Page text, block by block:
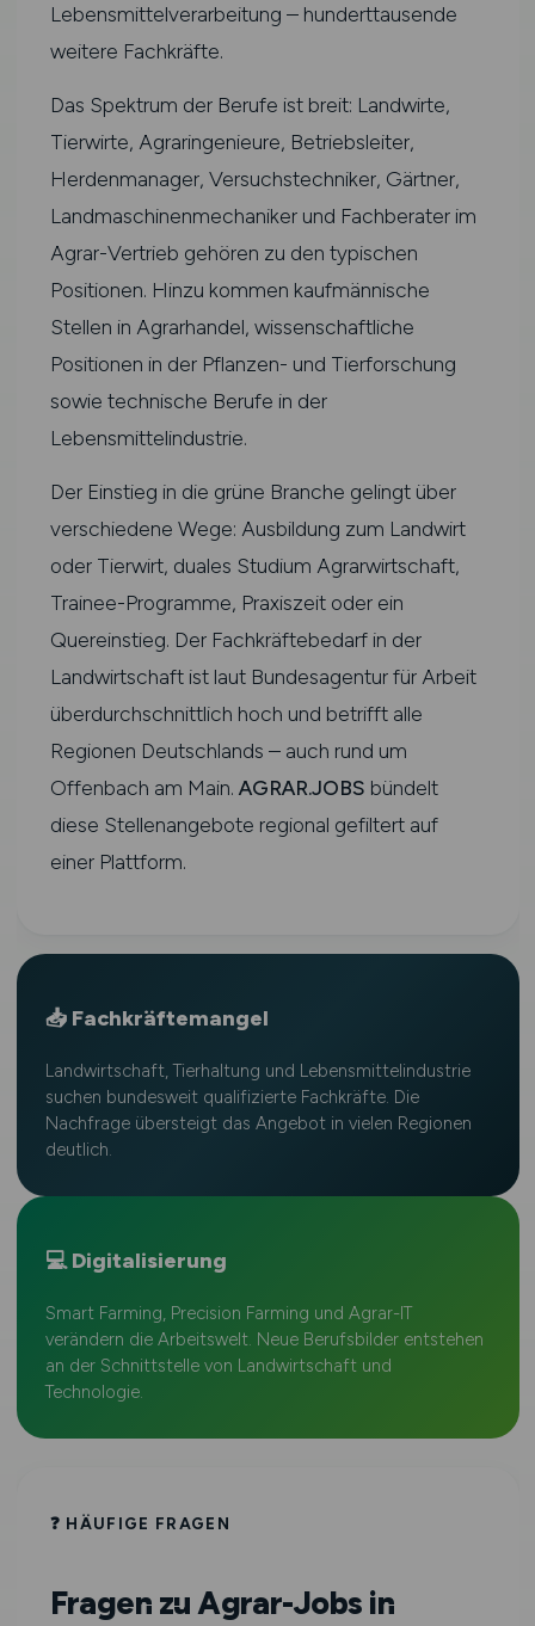
Lebensmittelverarbeitung – hunderttausende
weitere Fachkräfte.
Das Spektrum der Berufe ist breit: Landwirte,
Tierwirte, Agraringenieure, Betriebsleiter,
Herdenmanager, Versuchstechniker, Gärtner,
Landmaschinenmechaniker und Fachberater im
Agrar-Vertrieb gehören zu den typischen
Positionen. Hinzu kommen kaufmännische
Stellen in Agrarhandel, wissenschaftliche
Positionen in der Pflanzen- und Tierforschung
sowie technische Berufe in der
Lebensmittelindustrie.
Der Einstieg in die grüne Branche gelingt über
verschiedene Wege: Ausbildung zum Landwirt
oder Tierwirt, duales Studium Agrarwirtschaft,
Trainee-Programme, Praxiszeit oder ein
Quereinstieg. Der Fachkräftebedarf in der
Landwirtschaft ist laut Bundesagentur für Arbeit
überdurchschnittlich hoch und betrifft alle
Regionen Deutschlands – auch rund um
Offenbach am Main. AGRAR.JOBS bündelt
diese Stellenangebote regional gefiltert auf
einer Plattform.
📥 Fachkräftemangel
Landwirtschaft, Tierhaltung und Lebensmittelindustrie
suchen bundesweit qualifizierte Fachkräfte. Die
Nachfrage übersteigt das Angebot in vielen Regionen
deutlich.
💻 Digitalisierung
Smart Farming, Precision Farming und Agrar-IT
verändern die Arbeitswelt. Neue Berufsbilder entstehen
an der Schnittstelle von Landwirtschaft und
Technologie.
❓ HÄUFIGE FRAGEN
Fragen zu Agrar-Jobs in